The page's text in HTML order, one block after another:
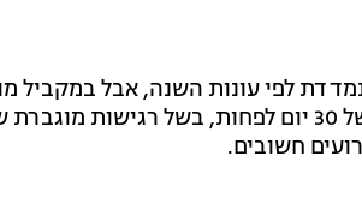
לפי עונות השנה, אבל במקביל
בעונת הקיץ הלוהטת בעיקר לתקופה של 30 יום לפחות,
חשובים.